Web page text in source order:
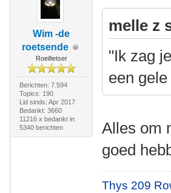
Wim -de
roetsende
Roeifietser
Berichten: 7.594
Topics: 190
Lid sinds: Apr 2017
Bedankt: 3660
11216 x bedankt in
5340 berichten
melle z
"Ik zag
een
Alles om
goed
Thys 209